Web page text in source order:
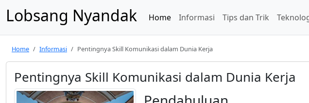
Lobsang Nyandak Home Informasi Tips dan Trik
Home Informasi Pentingnya Skill Komunikasi dalam Dunia Kerja
Pentingnya Skill Komunikasi dalam Dunia Kerja